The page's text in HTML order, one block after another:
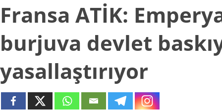
Fransa ATİK:
burjuva devlet
yasallaştırıyor